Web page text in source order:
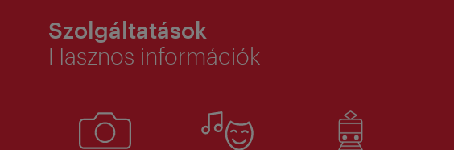
Szolgáltatások
Hasznos információk